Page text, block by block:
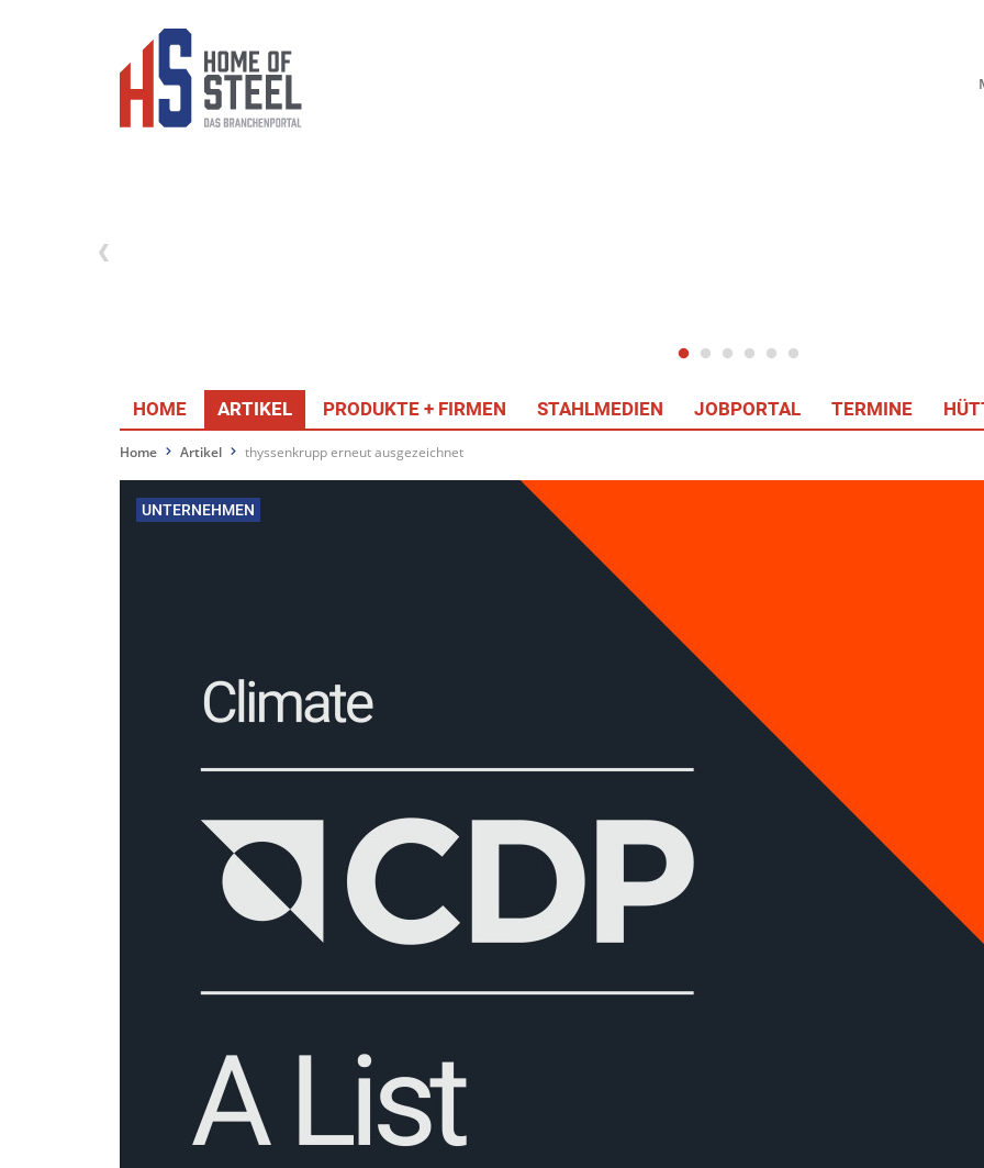
HOME ARTIKEL PRODUKTE + FIRMEN STAHLMEDIEN JOBPORTAL TERMINE
Home Artikel thyssenkrupp erneut ausgezeichnet
UNTERNEHMEN